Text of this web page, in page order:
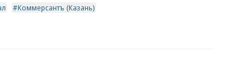
Коммерсантъ (Казань)